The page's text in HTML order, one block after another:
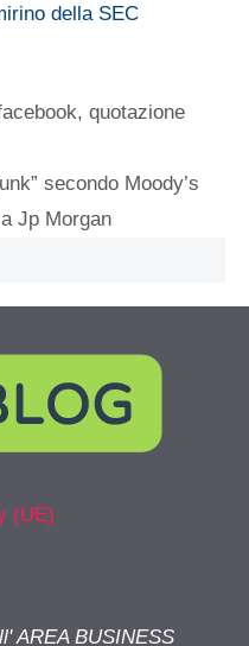
della SEC
,quotazione
secondo Moody’s
Jp Morgan
(UE)
AREA BUSINESS